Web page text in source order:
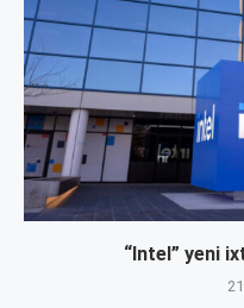
“Intel” yeni